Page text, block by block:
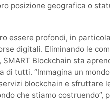
posizione geografica o
essere profondi, in
digitali. Eliminando le
Blockchain sta
tutti. “Immagina un
blockchain e sfruttare
che stiamo costruendo”,